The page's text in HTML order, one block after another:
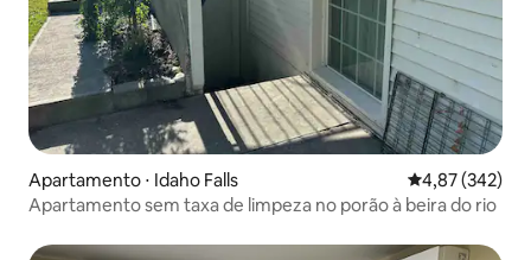
Apartamento ⋅ Idaho Falls 4,87 de uma
4,87 (342)
Apartamento sem taxa de limpeza no porão à beira do rio